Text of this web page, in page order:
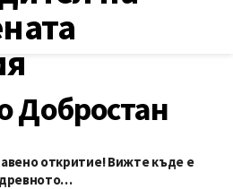
Добростан
откритие! Вижте къде е